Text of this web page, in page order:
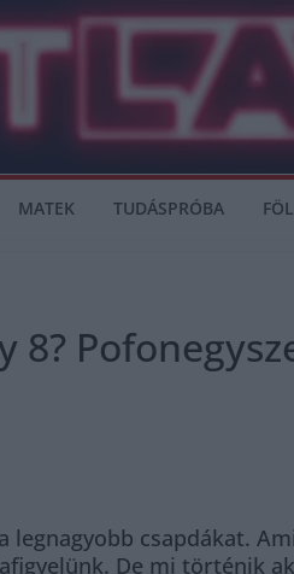
MATEK TUDÁSPRÓBA
csapdákat.
De mi történik